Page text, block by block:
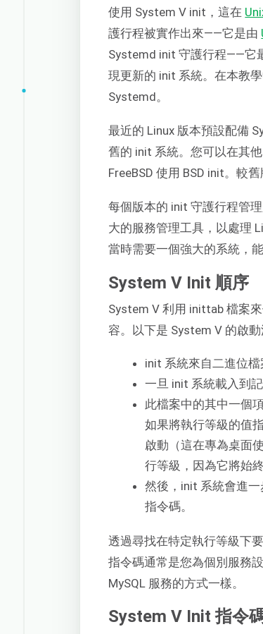
使用 System V init，這在
護行程被實作出來——它是由
Systemd init 守護行程——它
現更新的 init 系統。在本教
Systemd。
最近的 Linux 版本預設配備
舊的 init 系統。您可以在其
FreeBSD 使用 BSD init。較
每個版本的 init 守護行程管
大的服務管理工具，以處理
當時需要一個強大的系統，
System V Init 順序
System V 利用 inittab 檔案
容。以下是 System V 的啟動
init 系統來自二進位
一旦 init 系統載入到
此檔案中的其中一個
如果將執行等級的值
啟動（這在專為桌面
行等級，因為它將始終
然後，init 系統會進
指令碼。
透過尋找在特定執行等級下
指令碼通常是您為個別服務
MySQL 服務的方式一樣。
System V Init 指令